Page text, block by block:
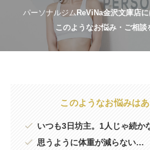
パーソナルジムReViNa金沢文庫店
このようなお悩み・ご相談
このようなお悩みは
いつも3日坊主。1人じゃ続か
思うように体重が減らない…